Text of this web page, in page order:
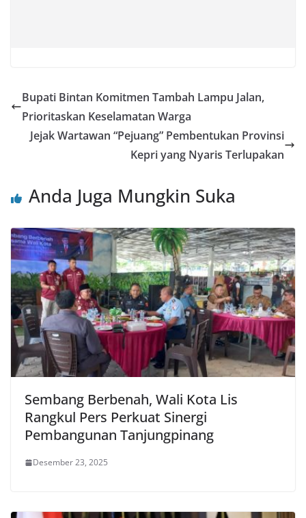
Bupati Bintan Komitmen Tambah Lampu Jalan,
Prioritaskan Keselamatan Warga
Jejak Wartawan “Pejuang” Pembentukan Provinsi
Kepri yang Nyaris Terlupakan
Anda Juga Mungkin Suka
Sembang Berbenah, Wali Kota Lis
Rangkul Pers Perkuat Sinergi
Pembangunan Tanjungpinang
Desember 23, 2025